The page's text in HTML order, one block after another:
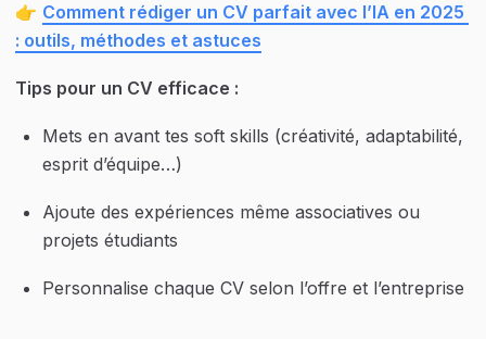
👉 Comment rédiger un CV parfait avec l’IA en 2025
: outils, méthodes et astuces
Tips pour un CV efficace :
Mets en avant tes soft skills (créativité, adaptabilité,
esprit d’équipe…)
Ajoute des expériences même associatives ou
projets étudiants
Personnalise chaque CV selon l’offre et l’entreprise